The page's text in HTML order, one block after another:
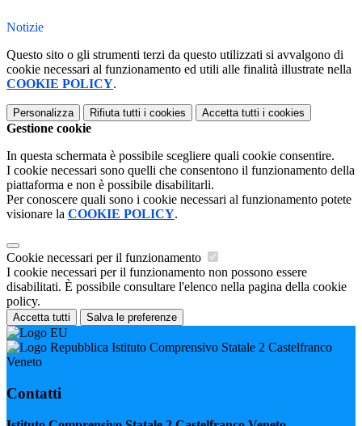
Notizie
Questo sito o gli strumenti terzi da questo utilizzati si avvalgono di
cookie necessari al funzionamento ed utili alle finalità illustrate nella
COOKIE POLICY.
Personalizza Rifiuta tutti i cookies Accetta tutti i cookies
Gestione cookie
In questa schermata è possibile scegliere quali cookie consentire.
I cookie necessari sono quelli che consentono il funzionamento della
piattaforma e non è possibile disabilitarli.
Per conoscere quali sono i cookie necessari al funzionamento potete
visionare la COOKIE POLICY.
Cookie necessari per il funzionamento
I cookie necessari per il funzionamento non possono essere
disabilitati. È possibile consultare l'elenco nella pagina della cookie
policy.
Accetta tutti Salva le preferenze
Istituto Comprensivo Statale 2 Castelfranco
Veneto
Contatti